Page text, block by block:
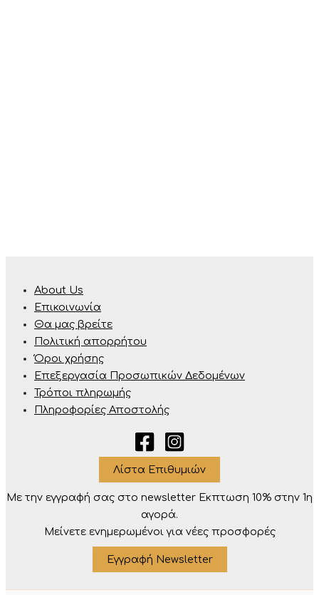
About Us
Επικοινωνία
Θα μας βρείτε
Πολιτική απορρήτου
Όροι χρήσης
Επεξεργασία Προσωπικών Δεδομένων
Τρόποι πληρωμής
Πληροφορίες Αποστολής
Λίστα Επιθυμιών
Με την εγγραφή σας στο newsletter Eκπτωση 10% στην 1η
αγορά.
Μείνετε ενημερωμένοι για νέες προσφορές
Εγγραφή Newsletter